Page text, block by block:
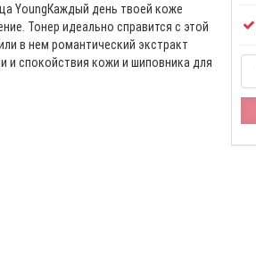
YoungКаждый день твоей коже
Тонер идеально справится с этой
в нем романтический экстракт
и спокойствия кожи и шиповника для